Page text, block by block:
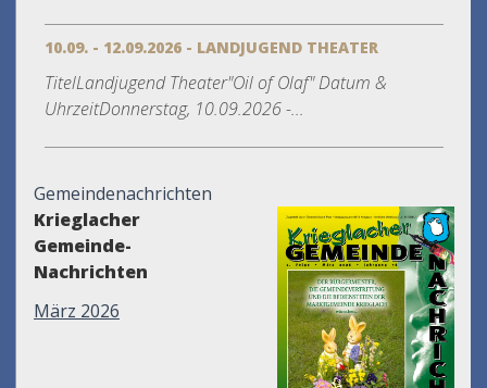
10.09. - 12.09.2026 - LANDJUGEND THEATER
TitelLandjugend Theater"Oil of Olaf" Datum &
UhrzeitDonnerstag, 10.09.2026 -...
Gemeindenachrichten
Krieglacher
Gemeinde-
Nachrichten
März 2026